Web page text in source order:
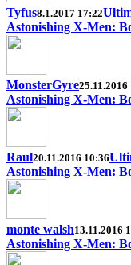
Tyfus8.1.2017 17:22
Astonishing X-Men:
MonsterGyre25.11.2016
Astonishing X-Men:
Raul20.11.2016 10:36
Astonishing X-Men:
monte walsh13.11.2016
Astonishing X-Men: